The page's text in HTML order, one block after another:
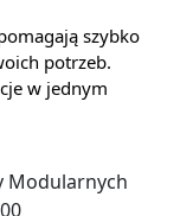
szybko
potrzeb.
w jednym
Modularnych